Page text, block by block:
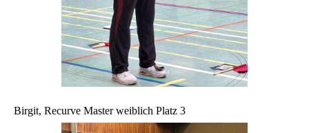
Birgit, Recurve Master weiblich Platz 3